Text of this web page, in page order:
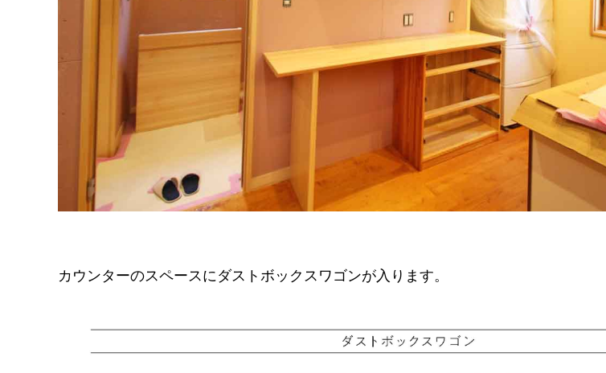
カウンターのスペースにダストボックスワゴンが入ります。